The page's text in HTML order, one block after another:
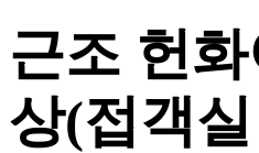
근조 헌
상(접객